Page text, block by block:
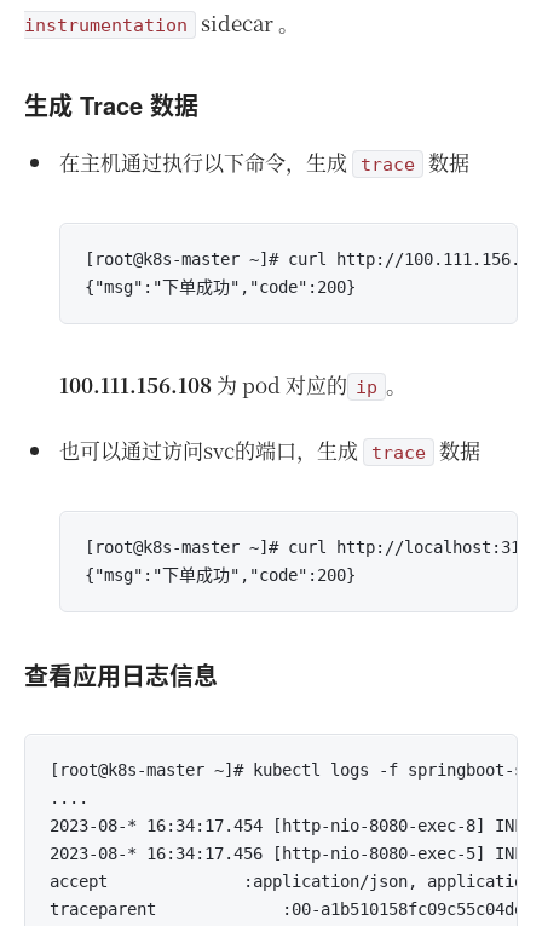
instrumentation
sidecar 。
生成 Trace 数据
在主机通过执行以下命令，生成 trace 数据
[root@k8s-master ~]# curl http://
100.111.156.108为 pod 对应的 ip 。
也可以通过访问svc的端口，生成 trace 数据
[root@k8s-master ~]# curl http://
查看应用日志信息
[root@k8s-master ~]# kubectl logs -f springboot-
....
2023-08-* 16:34:17.454 [http-nio-8080-exec-8]
2023-08-* 16:34:17.456 [http-nio-8080-exec-5]
accept				:application/json, application/*+json
traceparent				:00-a1b510158fc09c55c04de2d9472d10d7-057f9e068e9cc007-01